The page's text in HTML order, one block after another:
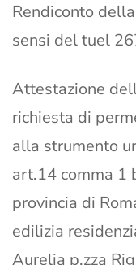
Rendiconto
sensi del tuel
Attestazione
richiesta di
alla strumento
art.14 comma 1
provincia di
edilizia
Aurelia p.zza